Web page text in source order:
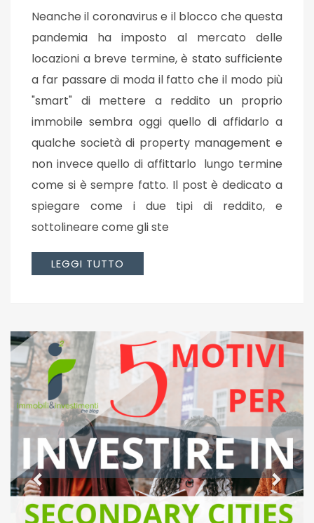
Neanche il coronavirus e il blocco che questa
pandemia ha imposto al mercato delle
locazioni a breve termine, è stato sufficiente
a far passare di moda il fatto che il modo più
"smart" di mettere a reddito un proprio
immobile sembra oggi quello di affidarlo a
qualche società di property management e
non invece quello di affittarlo lungo termine
come si è sempre fatto. Il post è dedicato a
spiegare come i due tipi di reddito, e
sottolineare come gli ste
LEGGI TUTTO